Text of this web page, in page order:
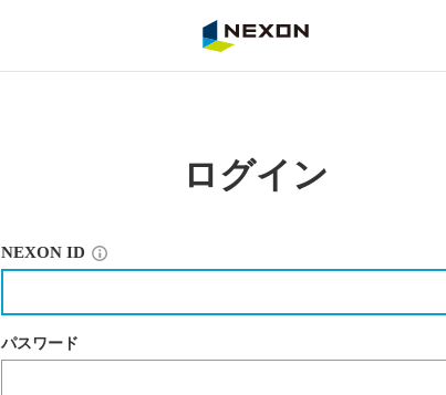
ログイン
NEXON ID
パスワード